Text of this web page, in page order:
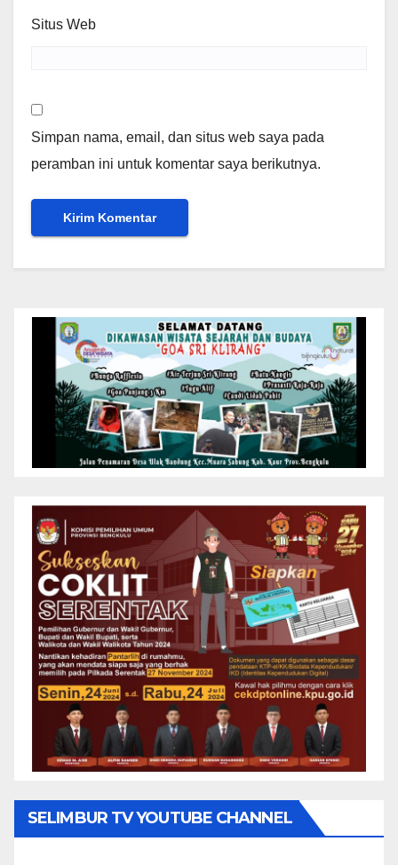
Situs Web
Simpan nama, email, dan situs web saya pada
peramban ini untuk komentar saya berikutnya.
SELIMBUR TV YOUTUBE CHANNEL